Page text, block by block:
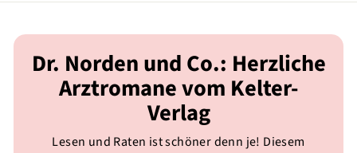
Dr. Norden und Co.: Herzliche
Arztromane vom Kelter-
Verlag
Lesen und Raten ist schöner denn je! Diesem